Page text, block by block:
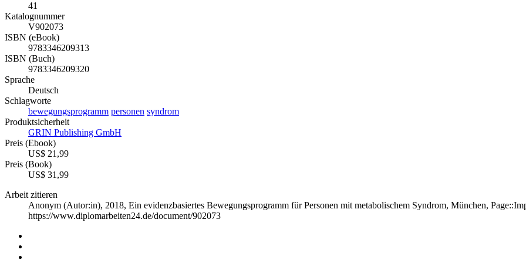
41
Katalognummer
V902073
ISBN (eBook)
9783346209313
ISBN (Buch)
9783346209320
Sprache
Deutsch
Schlagworte
bewegungsprogramm personen syndrom
Produktsicherheit
GRIN Publishing GmbH
Preis (Ebook)
US$ 21,99
Preis (Book)
US$ 31,99
Arbeit zitieren
Anonym (Autor:in), 2018, Ein evidenzbasiertes Bewegungsprogramm für Personen mit metabolischem Syndrom, München,
https://www.diplomarbeiten24.de/document/902073